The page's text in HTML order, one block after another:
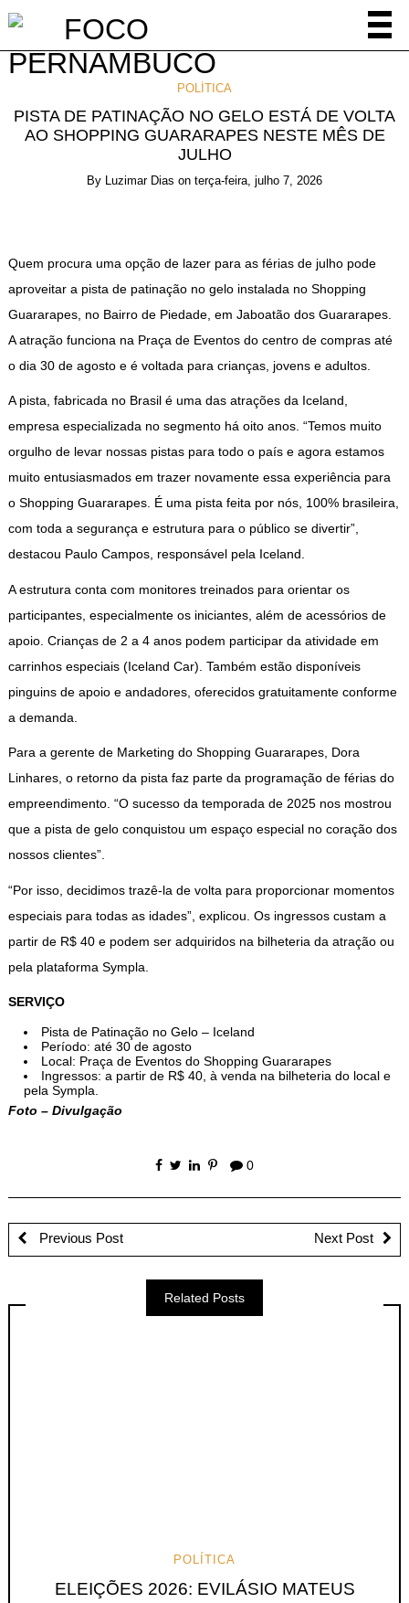
POLÍTICA
PISTA DE PATINAÇÃO NO GELO ESTÁ DE VOLTA
AO SHOPPING GUARARAPES NESTE MÊS DE
JULHO
By Luzimar Dias on terça-feira, julho 7, 2026
Quem procura uma opção de lazer para as férias de julho pode
aproveitar a pista de patinação no gelo instalada no Shopping
Guararapes, no Bairro de Piedade, em Jaboatão dos Guararapes.
A atração funciona na Praça de Eventos do centro de compras até
o dia 30 de agosto e é voltada para crianças, jovens e adultos.
A pista, fabricada no Brasil é uma das atrações da Iceland,
empresa especializada no segmento há oito anos. “Temos muito
orgulho de levar nossas pistas para todo o país e agora estamos
muito entusiasmados em trazer novamente essa experiência para
o Shopping Guararapes. É uma pista feita por nós, 100% brasileira,
com toda a segurança e estrutura para o público se divertir”,
destacou Paulo Campos, responsável pela Iceland.
A estrutura conta com monitores treinados para orientar os
participantes, especialmente os iniciantes, além de acessórios de
apoio. Crianças de 2 a 4 anos podem participar da atividade em
carrinhos especiais (Iceland Car). Também estão disponíveis
pinguins de apoio e andadores, oferecidos gratuitamente conforme
a demanda.
Para a gerente de Marketing do Shopping Guararapes, Dora
Linhares, o retorno da pista faz parte da programação de férias do
empreendimento. “O sucesso da temporada de 2025 nos mostrou
que a pista de gelo conquistou um espaço especial no coração dos
nossos clientes”.
“Por isso, decidimos trazê-la de volta para proporcionar momentos
especiais para todas as idades”, explicou. Os ingressos custam a
partir de R$ 40 e podem ser adquiridos na bilheteria da atração ou
pela plataforma Sympla.
SERVIÇO
Pista de Patinação no Gelo – Iceland
Período: até 30 de agosto
Local: Praça de Eventos do Shopping Guararapes
Ingressos: a partir de R$ 40, à venda na bilheteria do local e
pela Sympla.
Foto – Divulgação
0
Previous Post Next Post
Related Posts
POLÍTICA
ELEIÇÕES 2026: EVILÁSIO MATEUS